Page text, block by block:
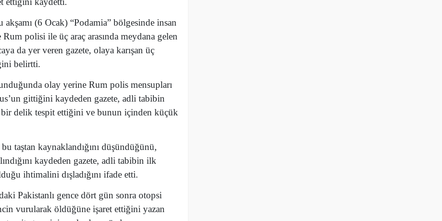
(6 Ocak) “Podamia” bölgesinde insan
Rum polisi ile üç araç arasında meydana gelen
da yer veren gazete, olaya karışan üç
belirtti.
olay yerine Rum polis mensupları
gittiğini kaydeden gazete, adli tabibin
delik tespit ettiğini ve bunun içinden küçük
taştan kaynaklandığını düşündüğünü,
kaydeden gazete, adli tabibin ilk
ihtimalini dışladığını ifade etti.
Pakistanlı gence dört gün sonra otopsi
vurularak öldüğüne işaret ettiğini yazan